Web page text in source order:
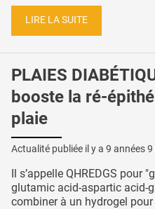
LIRE LA SUITE
PLAIES
booste la ré-
plaie
Actualité publiée il y a 9 années
Il s’appelle QHREDGS pour
glutamic acid-aspartic acid-
combiner à un hydrogel pour